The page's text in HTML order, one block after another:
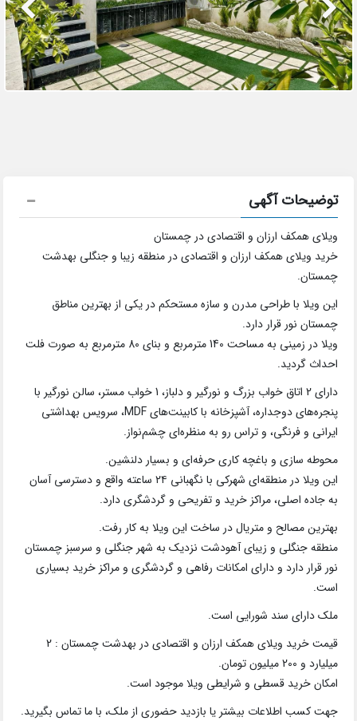
توضیحات آگهی
ویلای همکف ارزان و اقتصادی در چمستان
خرید ویلای همکف ارزان و اقتصادی در منطقه زیبا و جنگلی بهدشت
چمستان.
این ویلا با طراحی مدرن و سازه مستحکم در یکی از بهترین مناطق
چمستان نور قرار دارد.
ویلا در زمینی به مساحت 140 مترمربع و بنای 80 مترمربع به صورت فلت
احداث گردید.
دارای 2 اتاق خواب بزرگ و نورگیر و دلباز، 1 خواب مستر، سالن نورگیر با
پنجره‌های دوجداره، آشپزخانه با کابینت‌های MDF، سرویس بهداشتی
ایرانی و فرنگی، و تراس رو به منظره‌ای چشم‌نواز.
محوطه سازی و باغچه کاری حرفه‌ای و بسیار دلنشین.
این ویلا در منطقه‌ای شهرکی با نگهبانی ۲۴ ساعته واقع و دسترسی آسان
به جاده اصلی، مراکز خرید و تفریحی و گردشگری دارد.
بهترین مصالح و متریال در ساخت این ویلا به کار رفت.
منطقه جنگلی و زیبای آهودشت نزدیک به شهر جنگلی و سرسبز چمستان
نور قرار دارد و دارای امکانات رفاهی و گردشگری و مراکز خرید بسیاری
است.
ملک دارای سند شورایی است.
قیمت خرید ویلای همکف ارزان و اقتصادی در بهدشت چمستان : 2
میلیارد و 200 میلیون تومان.
امکان خرید قسطی و شرایطی ویلا موجود است.
جهت کسب اطلاعات بیشتر یا بازدید حضوری از ملک، با ما تماس بگیرید.